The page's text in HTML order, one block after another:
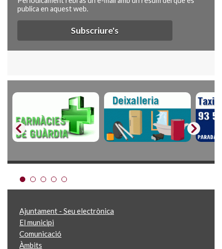
publica en aquest web.
Subscriure's
Ajuntament - Seu electrònica
El municipi
Comunicació
Àmbits